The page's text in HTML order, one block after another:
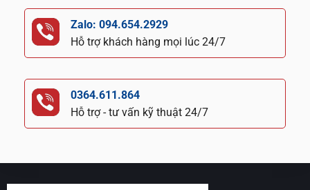
Zalo: 094.654.2929
Hỗ trợ khách hàng mọi lúc 24/7
0364.611.864
Hỗ trợ - tư vấn kỹ thuật 24/7